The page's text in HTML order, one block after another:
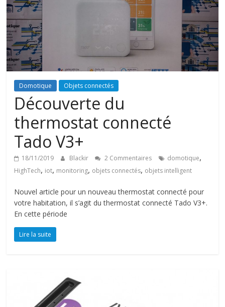
Domotique Objets connectés
Découverte du
thermostat connecté
Tado V3+
18/11/2019 Blackir 2 Commentaires domotique,
HighTech, iot, monitoring, objets connectés, objets intelligent
Nouvel article pour un nouveau thermostat connecté pour
votre habitation, il s’agit du thermostat connecté Tado V3+.
En cette période
Lire la suite